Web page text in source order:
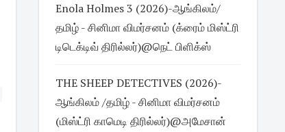
Enola Holmes 3 (2026)-ஆங்கிலம்/
தமிழ் - சினிமா விமர்சனம் (க்ரைம் மிஸ்ட்ரி
டிடெக்டிவ் திரில்லர்)@நெட் பிளிக்ஸ்
THE SHEEP DETECTIVES (2026)-
ஆங்கிலம் /தமிழ் - சினிமா விமர்சனம்
(மிஸ்ட்ரி காமெடி திரில்லர்)@அமேசான்